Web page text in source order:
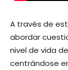
A través de
abordar
nivel de vida
centrándose